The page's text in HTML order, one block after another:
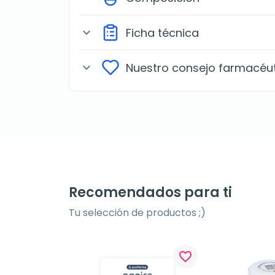
expand_more Ficha técnica
expand_more Nuestro consejo
Recomendados para ti
Tu selección de productos ;)
favorite_border